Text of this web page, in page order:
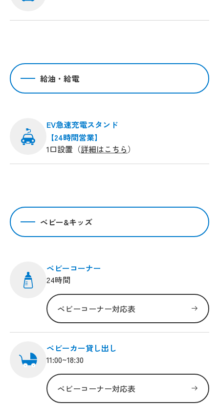
給油・給電
EV急速充電スタンド
【24時間営業】
1口設置（詳細はこちら）
ベビー&キッズ
ベビーコーナー
24時間
ベビーコーナー対応表
ベビーカー貸し出し
11:00~18:30
ベビーコーナー対応表